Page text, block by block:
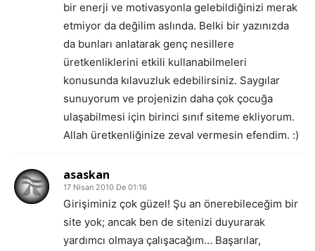
bir enerji ve motivasyonla gelebildiğinizi merak
etmiyor da değilim aslında. Belki bir yazınızda
da bunları anlatarak genç nesillere
üretkenliklerini etkili kullanabilmeleri
konusunda kılavuzluk edebilirsiniz. Saygılar
sunuyorum ve projenizin daha çok çocuğa
ulaşabilmesi için birinci sınıf siteme ekliyorum.
Allah üretkenliğinize zeval vermesin efendim. :)
asaskan
17 Nisan 2010 De 01:16
Girişiminiz çok güzel! Şu an önerebileceğim bir
site yok; ancak ben de sitenizi duyurarak
yardımcı olmaya çalışacağım… Başarılar,